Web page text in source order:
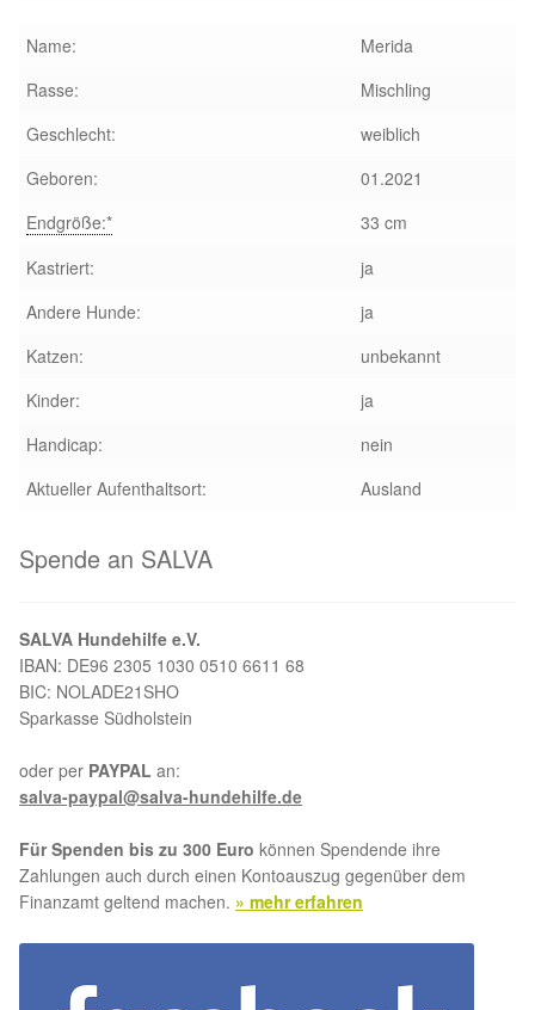
Regenbogenbrücke
SALVA News
Reiseberichte
Kreativprojekte
Unsere Partnertierheime
Updates „Hilfe La Linea“
Partnertierheim in Bulgarien
Partnertierheim in Polen
Name:
Merida
Rasse:
Mischling
Geschlecht:
weiblich
Geboren:
01.2021
Endgröße:*
33 cm
Kastriert:
ja
Andere Hunde:
ja
Katzen:
unbekannt
Kinder:
ja
Handicap:
nein
Aktueller Aufenthaltsort:
Ausland
Spende an SALVA
SALVA Hundehilfe e.V.
IBAN: DE96 2305 1030 0510 6611 68
BIC: NOLADE21SHO
Sparkasse Südholstein
oder per PAYPAL an:
salva-paypal@salva-hundehilfe.de
Für Spenden bis zu 300 Euro können Spendende ihre
Zahlungen auch durch einen Kontoauszug gegenüber dem
Finanzamt geltend machen. » mehr erfahren